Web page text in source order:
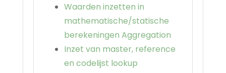
Waarden inzetten in
mathematische/statische
berekeningen Aggregation
Inzet van master, reference
en codelijst lookup